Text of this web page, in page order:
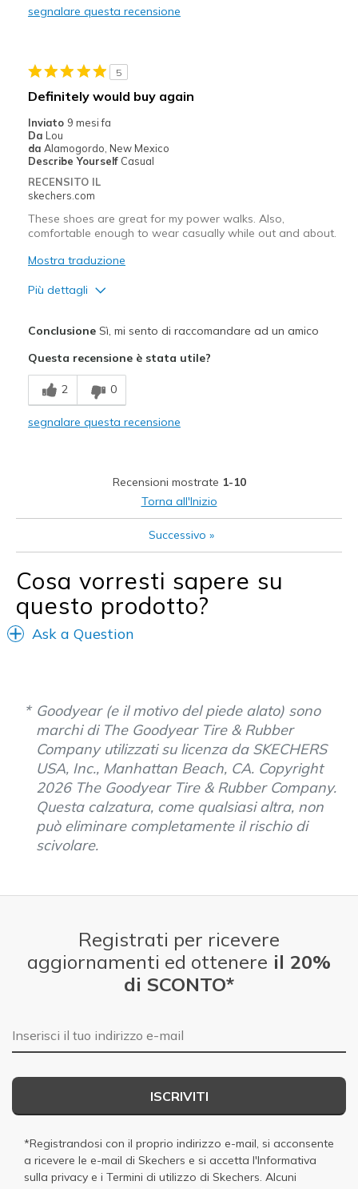
sports Activity
Width
Sizing
View On Shoes
I'm Really Into Shoes
segnalare questa recensione
5
Definitely would buy again
Inviato 9 mesi fa
Da Lou
da Alamogordo, New Mexico
Describe Yourself Casual
RECENSITO IL
skechers.com
These shoes are great for my power walks. Also,
comfortable enough to wear casually while out and about.
Mostra traduzione
Più dettagli
Breathe Well
Comfortable
Casual Wear
Sizing
Feels true to size
View On Shoes
Shoes are for Wearing
ConclusioneSì, mi sento di raccomandare ad un amico
Questa recensione è stata utile?
2 0
segnalare questa recensione
Recensioni mostrate 1-10
Torna all'Inizio
Successivo »
Cosa vorresti sapere su
questo prodotto?
Ask a Question
Goodyear (e il motivo del piede alato) sono
marchi di The Goodyear Tire & Rubber
Company utilizzati su licenza da SKECHERS
USA, Inc., Manhattan Beach, CA. Copyright
2026 The Goodyear Tire & Rubber Company.
Questa calzatura, come qualsiasi altra, non
può eliminare completamente il rischio di
scivolare.
Registrati per ricevere
aggiornamenti ed ottenere il 20%
di SCONTO*
E-mail
ISCRIVITI
*Registrandosi con il proprio indirizzo e-mail, si acconsente
a ricevere le e-mail di Skechers e si accetta l'Informativa
sulla privacy e i Termini di utilizzo di Skechers . Alcuni